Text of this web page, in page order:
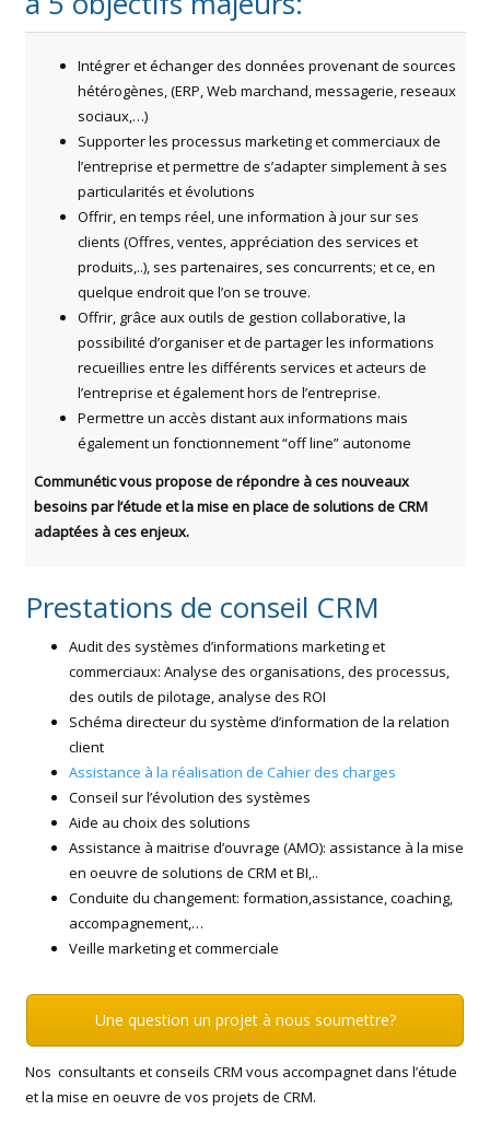
Intégrer et échanger des données provenant de sources
hétérogènes, (ERP, Web marchand, messagerie, reseaux
sociaux,…)
Supporter les processus marketing et commerciaux de
l’entreprise et permettre de s’adapter simplement à ses
particularités et évolutions
Offrir, en temps réel, une information à jour sur ses
clients (Offres, ventes, appréciation des services et
produits,..), ses partenaires, ses concurrents; et ce, en
quelque endroit que l’on se trouve.
Offrir, grâce aux outils de gestion collaborative, la
possibilité d’organiser et de partager les informations
recueillies entre les différents services et acteurs de
l’entreprise et également hors de l’entreprise.
Permettre un accès distant aux informations mais
également un fonctionnement “off line” autonome
Communétic vous propose de répondre à ces nouveaux
besoins par l’étude et la mise en place de solutions de CRM
adaptées à ces enjeux.
Prestations de conseil CRM
Audit des systèmes d’informations marketing et
commerciaux: Analyse des organisations, des processus,
des outils de pilotage, analyse des ROI
Schéma directeur du système d’information de la relation
client
Assistance à la réalisation de Cahier des charges
Conseil sur l’évolution des systèmes
Aide au choix des solutions
Assistance à maitrise d’ouvrage (AMO): assistance à la mise
en oeuvre de solutions de CRM et BI,..
Conduite du changement: formation,assistance, coaching,
accompagnement,…
Veille marketing et commerciale
Une question un projet à nous soumettre?
Nos consultants et conseils CRM vous accompagnet dans l’étude
et la mise en oeuvre de vos projets de CRM.